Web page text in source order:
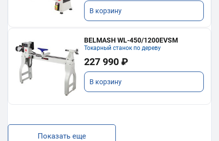
В корзину
BELMASH WL-450/1200EVSM
Токарный станок по дереву
227 990 ₽
В корзину
Показать еще